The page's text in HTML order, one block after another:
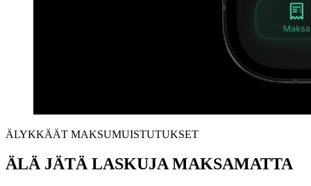
ÄLYKKÄÄT MAKSUMUISTUTUKSET
ÄLÄ JÄTÄ LASKUJA MAKSAMATTA